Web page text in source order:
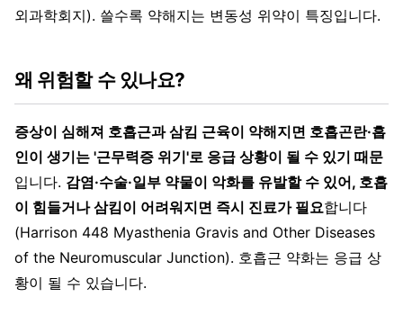
외과학회지). 쓸수록 약해지는 변동성 위약이 특징입니다.
왜 위험할 수 있나요?
증상이 심해져 호흡근과 삼킴 근육이 약해지면 호흡곤란·흡
인이 생기는 '근무력증 위기'로 응급 상황이 될 수 있기 때문
입니다. 감염·수술·일부 약물이 악화를 유발할 수 있어, 호흡
이 힘들거나 삼킴이 어려워지면 즉시 진료가 필요합니다
(Harrison 448 Myasthenia Gravis and Other Diseases
of the Neuromuscular Junction). 호흡근 약화는 응급 상
황이 될 수 있습니다.